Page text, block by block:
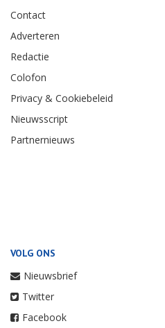
Contact
Adverteren
Redactie
Colofon
Privacy & Cookiebeleid
Nieuwsscript
Partnernieuws
VOLG ONS
Nieuwsbrief
Twitter
Facebook